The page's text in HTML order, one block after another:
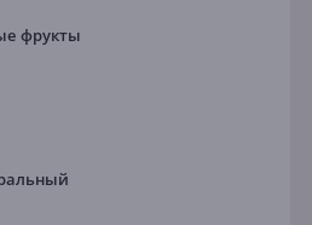
фрукты